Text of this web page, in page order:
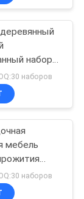
набор
наборов
мебель
древесины
наборов